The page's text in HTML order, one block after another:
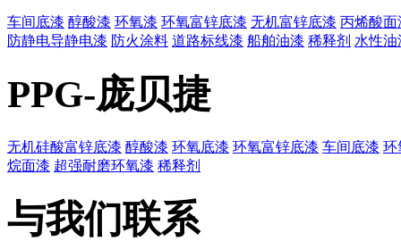
车间底漆 醇酸漆 环氧漆 环氧富锌底漆 无机富锌底漆 丙烯酸面
防静电导静电漆 防火涂料 道路标线漆 船舶油漆 稀释剂 水性油
PPG-庞贝捷
无机硅酸富锌底漆 醇酸漆 环氧底漆 环氧富锌底漆 车间底漆 环
烷面漆 超强耐磨环氧漆 稀释剂
与我们联系